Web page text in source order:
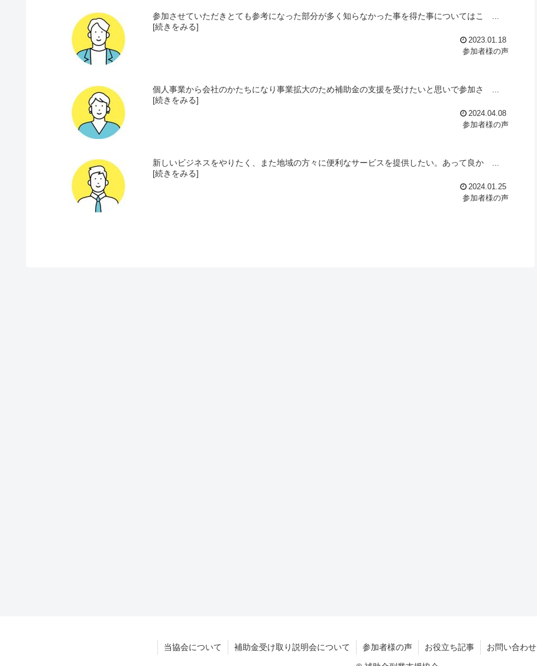
参加させていただきとても参考になった部分が多く知らなかった事を得た事についてはこ ...
[続きをみる]
2023.01.18
参加者様の声
個人事業から会社のかたちになり事業拡大のため補助金の支援を受けたいと思いで参加さ ...
[続きをみる]
2024.04.08
参加者様の声
新しいビジネスをやりたく、また地域の方々に便利なサービスを提供したい。あって良か ...
[続きをみる]
2024.01.25
参加者様の声
当協会について 補助金受け取り説明会について 参加者様の声 お役立ち記事 お問い合わせ